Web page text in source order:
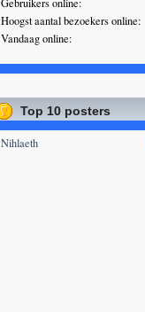
Gebruikers online:
Hoogst aantal bezoekers online:
Vandaag online:
Top 10 posters
Nihlaeth